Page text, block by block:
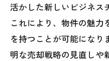
活かした新しいビジネス
これにより、物件の魅力
を持つことが可能になり
明な売却戦略の見直しや